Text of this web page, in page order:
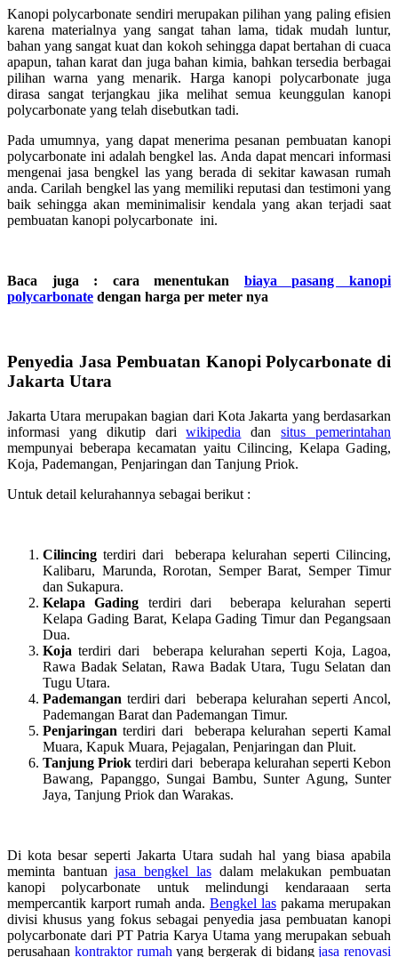
Kanopi polycarbonate sendiri merupakan pilihan yang paling efisien
karena materialnya yang sangat tahan lama, tidak mudah luntur,
bahan yang sangat kuat dan kokoh sehingga dapat bertahan di cuaca
apapun, tahan karat dan juga bahan kimia, bahkan tersedia berbagai
pilihan warna yang menarik. Harga kanopi polycarbonate juga
dirasa sangat terjangkau jika melihat semua keunggulan kanopi
polycarbonate yang telah disebutkan tadi.
Pada umumnya, yang dapat menerima pesanan pembuatan kanopi
polycarbonate ini adalah bengkel las. Anda dapat mencari informasi
mengenai jasa bengkel las yang berada di sekitar kawasan rumah
anda. Carilah bengkel las yang memiliki reputasi dan testimoni yang
baik sehingga akan meminimalisir kendala yang akan terjadi saat
pembuatan kanopi polycarbonate ini.
Baca juga : cara menentukan biaya pasang kanopi
polycarbonate dengan harga per meter nya
Penyedia Jasa Pembuatan Kanopi Polycarbonate di
Jakarta Utara
Jakarta Utara merupakan bagian dari Kota Jakarta yang berdasarkan
informasi yang dikutip dariwikipedia dansitus pemerintahan
mempunyai beberapa kecamatan yaitu Cilincing, Kelapa Gading,
Koja, Pademangan, Penjaringan dan Tanjung Priok.
Untuk detail kelurahannya sebagai berikut :
Cilincing terdiri dari beberapa kelurahan seperti Cilincing,
Kalibaru, Marunda, Rorotan, Semper Barat, Semper Timur
dan Sukapura.
Kelapa Gading terdiri dari beberapa kelurahan seperti
Kelapa Gading Barat, Kelapa Gading Timur dan Pegangsaan
Dua.
Kojaterdiri dari beberapa kelurahan seperti Koja, Lagoa,
Rawa Badak Selatan, Rawa Badak Utara, Tugu Selatan dan
Tugu Utara.
Pademangan terdiri dari beberapa kelurahan seperti Ancol,
Pademangan Barat dan Pademangan Timur.
Penjaringanterdiri dari beberapa kelurahan seperti Kamal
Muara, Kapuk Muara, Pejagalan, Penjaringan dan Pluit.
Tanjung Priok terdiri dari beberapa kelurahan seperti Kebon
Bawang, Papanggo, Sungai Bambu, Sunter Agung, Sunter
Jaya, Tanjung Priok dan Warakas.
Di kota besar seperti Jakarta Utara sudah hal yang biasa apabila
meminta bantuanjasa bengkel lasdalam melakukan pembuatan
kanopi polycarbonate untuk melindungi kendaraaan serta
mempercantik karport rumah anda. Bengkel las pakama merupakan
divisi khusus yang fokus sebagai penyedia jasa pembuatan kanopi
polycarbonate dari PT Patria Karya Utama yang merupakan sebuah
perusahaan kontraktor rumah yang bergerak di bidangjasa renovasi